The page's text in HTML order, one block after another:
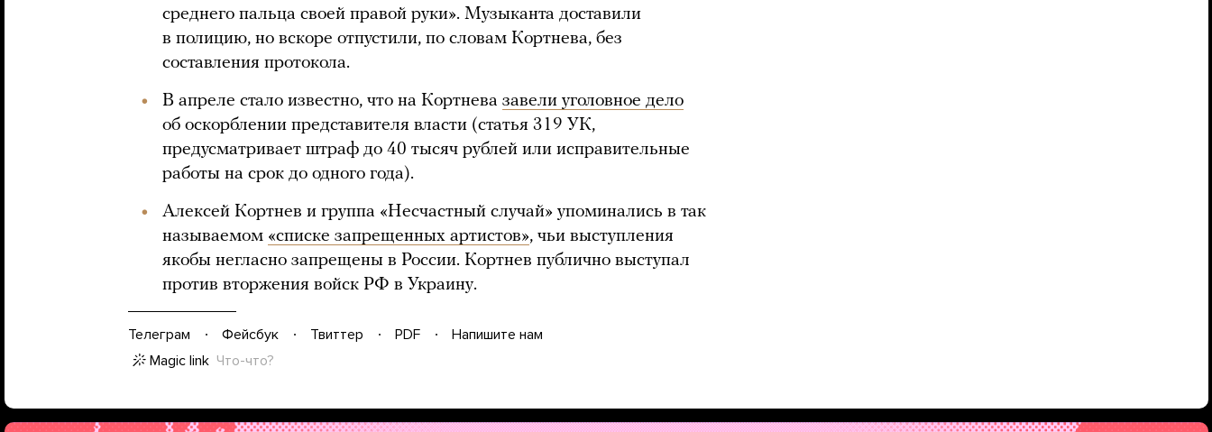
среднего пальца своей правой руки». Музыканта доставили
в полицию, но вскоре отпустили, по словам Кортнева, без
составления протокола.
В апреле стало известно, что на Кортнева завели уголовное дело
об оскорблении представителя власти (статья 319 УК,
предусматривает штраф до 40 тысяч рублей или исправительные
работы на срок до одного года).
Алексей Кортнев и группа «Несчастный случай» упоминались в так
называемом «списке запрещенных артистов», чьи выступления
якобы негласно запрещены в России. Кортнев публично выступал
против вторжения войск РФ в Украину.
Телеграм Фейсбук Твиттер PDF
Напишите нам
Magic link Что-что?